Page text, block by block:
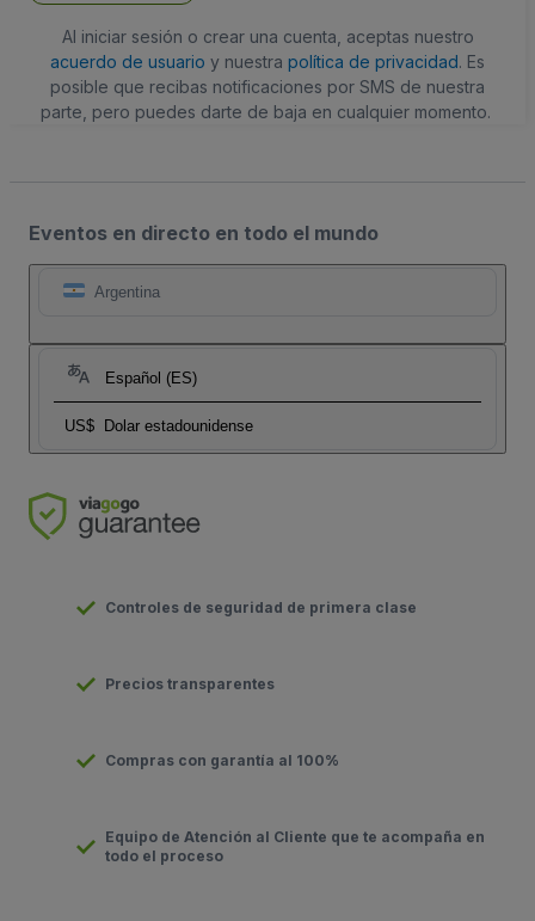
Al iniciar sesión o crear una cuenta, aceptas nuestro
acuerdo de usuario y nuestra política de privacidad. Es
posible que recibas notificaciones por SMS de nuestra
parte, pero puedes darte de baja en cualquier momento.
Eventos en directo en todo el mundo
Argentina
Español (ES)
US$ Dolar estadounidense
Controles de seguridad de primera clase
Precios transparentes
Compras con garantía al 100%
Equipo de Atención al Cliente que te acompaña en
todo el proceso